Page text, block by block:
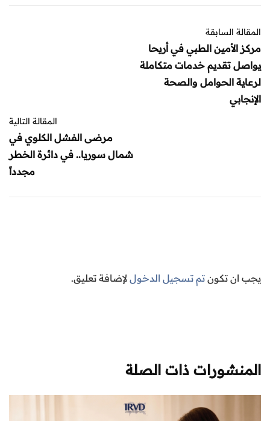
المقالة السابقة
مركز الأمين الطبي في أريحا
يواصل تقديم خدمات متكاملة
لرعاية الحوامل والصحة
الإنجابي
المقالة التالية
مرضى الفشل الكلوي في
شمال سوريا.. في دائرة الخطر
مجدداً
يجب ان تكون تم تسجيل الدخول لإضافة تعليق.
المنشورات ذات الصلة